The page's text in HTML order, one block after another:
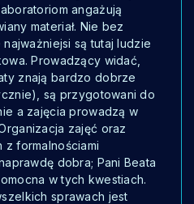
angażują
materiał. Nie bez
są tutaj ludzie
Prowadzący widać,
znają bardzo dobrze
są przygotowani do
a zajęcia prowadzą w
zajęć oraz
z formalnościami
dobra; Pani Beata
w tych kwestiach.
sprawach jest